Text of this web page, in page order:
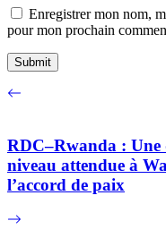
Enregistrer mon nom,
pour mon prochain
RDC–Rwanda : Une
niveau attendue à
l’accord de paix